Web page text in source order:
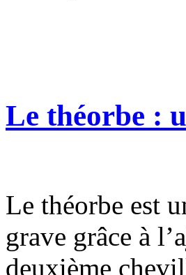
Le théorbe :
Le théorbe est
grave grâce à
deuxième